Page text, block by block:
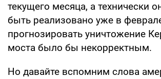
текущего месяца, а технически
быть реализовано уже в
прогнозировать уничтожение
моста было бы некорректным.
Но давайте вспомним слова